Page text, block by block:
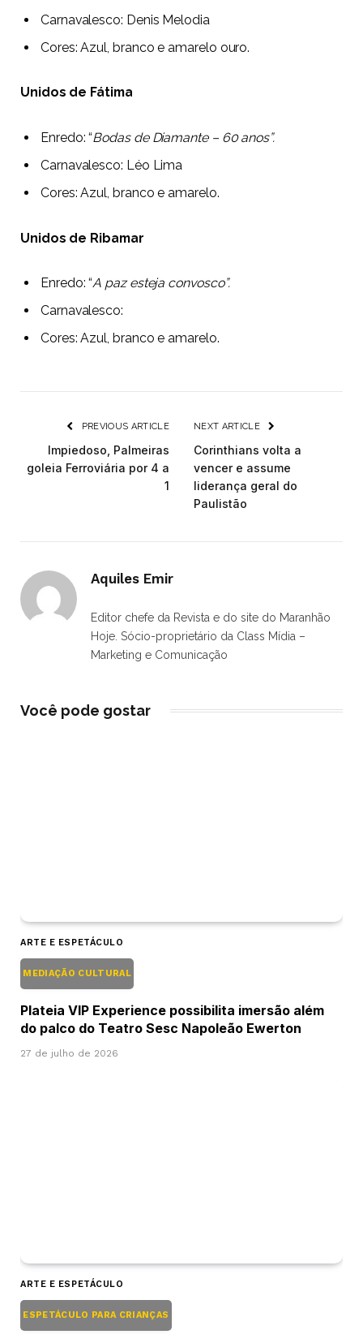
Carnavalesco: Denis Melodia
Cores: Azul, branco e amarelo ouro.
Unidos de Fátima
Enredo: “Bodas de Diamante – 60 anos”.
Carnavalesco: Léo Lima
Cores: Azul, branco e amarelo.
Unidos de Ribamar
Enredo: “A paz esteja convosco”.
Carnavalesco:
Cores: Azul, branco e amarelo.
PREVIOUS ARTICLE
Impiedoso, Palmeiras
goleia Ferroviária por 4 a
1
NEXT ARTICLE
Corinthians volta a
vencer e assume
liderança geral do
Paulistão
Aquiles Emir
Editor chefe da Revista e do site do Maranhão
Hoje. Sócio-proprietário da Class Mídia –
Marketing e Comunicação
Você pode gostar
ARTE E ESPETÁCULO
MEDIAÇÃO CULTURAL
Plateia VIP Experience possibilita imersão além
do palco do Teatro Sesc Napoleão Ewerton
27 de julho de 2026
ARTE E ESPETÁCULO
ESPETÁCULO PARA CRIANÇAS